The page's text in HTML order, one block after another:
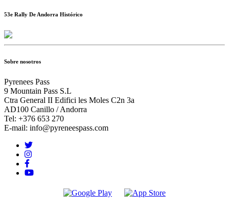
53e Rally De Andorra Histórico
Sobre nosotros
Pyrenees Pass
9 Mountain Pass S.L
Ctra General II Edifici les Moles C2n 3a
AD100 Canillo / Andorra
Tel: +376 653 270
E-mail: info@pyreneespass.com